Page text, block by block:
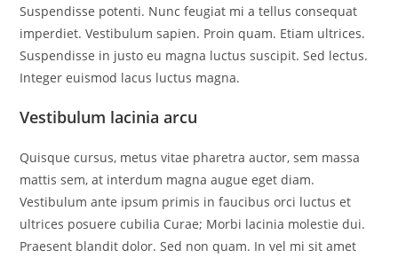
Suspendisse potenti. Nunc feugiat mi a tellus consequat
imperdiet. Vestibulum sapien. Proin quam. Etiam ultrices.
Suspendisse in justo eu magna luctus suscipit. Sed lectus.
Integer euismod lacus luctus magna.
Vestibulum lacinia arcu
Quisque cursus, metus vitae pharetra auctor, sem massa
mattis sem, at interdum magna augue eget diam.
Vestibulum ante ipsum primis in faucibus orci luctus et
ultrices posuere cubilia Curae; Morbi lacinia molestie dui.
Praesent blandit dolor. Sed non quam. In vel mi sit amet